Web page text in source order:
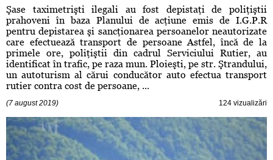
Şase taximetrişti ilegali au fost depistaţi de poliţiştii
prahoveni în baza Planului de acţiune emis de I.G.P.R
pentru depistarea şi sancţionarea persoanelor neautorizate
care efectuează transport de persoane Astfel, încă de la
primele ore, poliţiştii din cadrul Serviciului Rutier, au
identificat în trafic, pe raza mun. Ploieşti, pe str. Ştrandului,
un autoturism al cărui conducător auto efectua transport
rutier contra cost de persoane, ...
(7 august 2019) 124 vizualizări